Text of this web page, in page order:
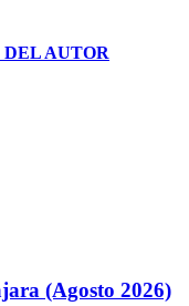
DEL AUTOR
(Agosto 2026)